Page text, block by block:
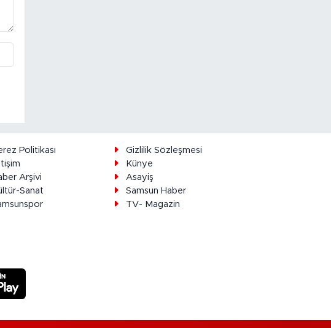
Politikası
Gizlilik Sözleşmesi
Künye
Arşivi
Asayiş
Sanat
Samsun Haber
TV- Magazin